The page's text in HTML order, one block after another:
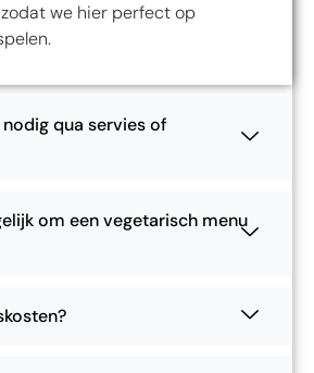
we hier perfect op
qua servies of
om een vegetarisch menu